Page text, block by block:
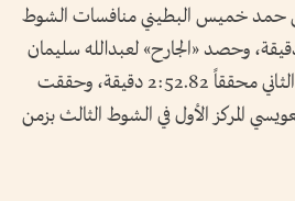
حمد خميس البطيني منافسات الشوط
بزمن قدره 2:54.24 دقيقة، وحصد «الجارح» لعبدالله سليمان
ناصر الرشيدي لقب الشوط الثاني محققاً 2:52.82 دقيقة، وحققت
المركز الأول في الشوط الثالث بزمن